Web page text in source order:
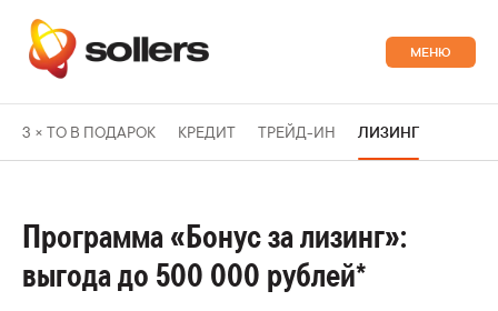
АВТОМОБИЛИ
Sollers SF4/СФ4
ПОКУПАТЕЛЯМ
3 × ТО В ПОДАРОК КРЕДИТ ТРЕЙД-ИН ЛИЗИНГ
Программа «Бонус за лизинг»:
выгода до 500 000 рублей*